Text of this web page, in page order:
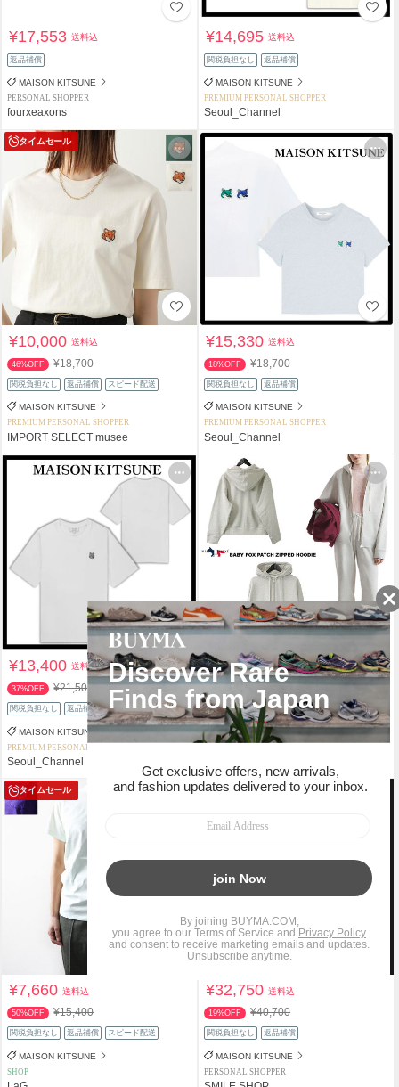
¥17,553送料込
返品補償
MAISON KITSUNE
PERSONAL SHOPPER
fourxeaxons
¥14,695送料込
関税負担なし 返品補償
MAISON KITSUNE
PREMIUM PERSONAL SHOPPER
Seoul_Channel
タイムセール
¥10,000送料込
46%OFF ¥18,700
関税負担なし 返品補償 スピード配送
MAISON KITSUNE
PREMIUM PERSONAL SHOPPER
IMPORT SELECT musee
¥15,330送料込
18%OFF ¥18,700
関税負担なし 返品補償
MAISON KITSUNE
PREMIUM PERSONAL SHOPPER
Seoul_Channel
¥13,400送料込
37%OFF ¥21,500
関税負担なし 返品補償
MAISON KITSUNE
PREMIUM PERSONAL SHOPPER
Seoul_Channel
¥39,800送料込
¥48,400
関税負担なし 返品補償 スピード配送
MAISON KITSUNE
タイムセール
¥7,660送料込
50%OFF ¥15,400
関税負担なし 返品補償 スピード配送
MAISON KITSUNE
SHOP
¥32,750送料込
19%OFF ¥40,700
関税負担なし 返品補償
MAISON KITSUNE
PERSONAL SHOPPER